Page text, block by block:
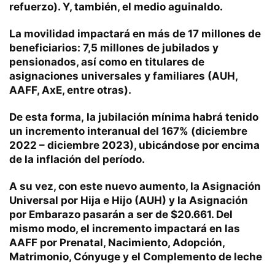
refuerzo). Y, también, el medio aguinaldo.
La movilidad impactará en más de 17 millones de
beneficiarios: 7,5 millones de jubilados y
pensionados, así como en titulares de
asignaciones universales y familiares (AUH,
AAFF, AxE, entre otras).
De esta forma, la jubilación mínima habrá tenido
un incremento interanual del 167% (diciembre
2022 – diciembre 2023), ubicándose por encima
de la inflación del período.
A su vez, con este nuevo aumento, la Asignación
Universal por Hija e Hijo (AUH) y la Asignación
por Embarazo pasarán a ser de $20.661. Del
mismo modo, el incremento impactará en las
AAFF por Prenatal, Nacimiento, Adopción,
Matrimonio, Cónyuge y el Complemento de leche